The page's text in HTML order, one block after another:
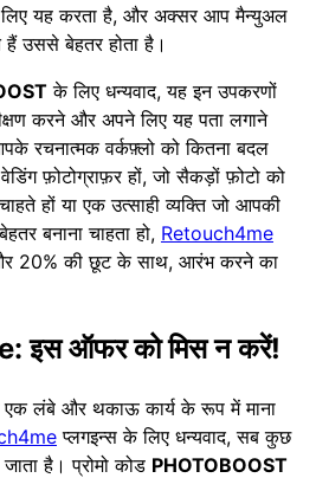
यह करता है, और अक्सर आप मैन्युअल
उससे बेहतर होता है।
के लिए धन्यवाद, यह इन उपकरणों
करने और अपने लिए यह पता लगाने
रचनात्मक वर्कफ़्लो को कितना बदल
फ़ोटोग्राफ़र हों, जो सैकड़ों फ़ोटो को
हों या एक उत्साही व्यक्ति जो आपकी
बनाना चाहता हो, Retouch4me
20% की छूट के साथ, आरंभ करने का
इस ऑफर को मिस न करें!
एक लंबे और थकाऊ कार्य के रूप में माना
प्लगइन्स के लिए धन्यवाद, सब कुछ
है। प्रोमो कोड PHOTOBOOST